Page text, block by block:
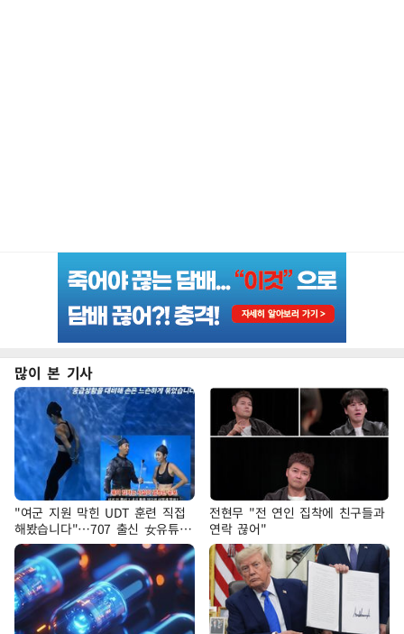
많이 본 기사
"여군 지원 막힌 UDT 훈련 직접
해봤습니다"…707 출신 女유튜버
'완벽 소화'
전현무 "전 연인 집착에 친구들과
연락 끊어"